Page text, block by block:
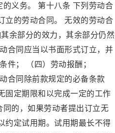
义务。 第十八条 下列劳动合
立的劳动合同。 无效的劳动合
余部分的效力，其余部分仍然
合同应当以书面形式订立，并
件； （四）劳动报酬；
合同除前款规定的必备条款
固定期限和以完成一定的工作
的，如果劳动者提出订立无
约定试用期。试用期最长不得